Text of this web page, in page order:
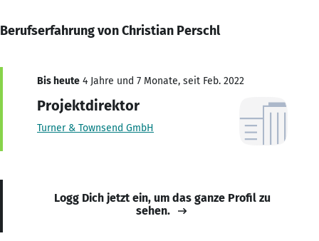
Berufserfahrung von Christian Perschl
Bis heute 4 Jahre und 7 Monate, seit Feb. 2022
Projektdirektor
Turner & Townsend GmbH
Logg Dich jetzt ein, um das ganze Profil zu
sehen.